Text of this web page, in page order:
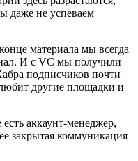
даже не успеваем
материала мы всегда
И с VC мы получили
подписчиков почти
другие площадки и
аккаунт-менеджер,
закрытая коммуникация